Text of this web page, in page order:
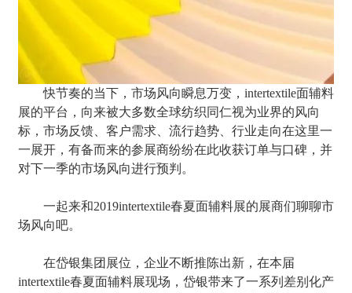
快节奏的当下，市场风向瞬息万变，intertextile面辅料
展的平台，向来被大多数全球纺织同仁视为业界的风向
标，市场反馈、客户需求、流行趋势、行业走向在这里一
一展开，有备而来的参展商纷纷在此收获订单与口碑，并
对下一季的市场风向进行预判。
一起来和2019intertextile春夏面辅料展的展商们聊聊市
场风向吧。
在岱银集团展位，企业不断推陈出新，在本届
intertextile春夏面辅料展现场，岱银带来了一系列差别化产